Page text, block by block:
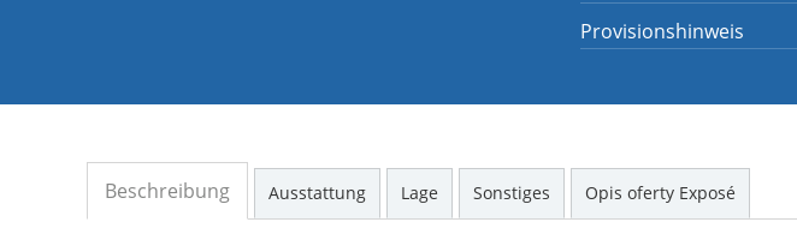
Provisionshinweis
Beschreibung Ausstattung Lage Sonstiges Opis oferty Exposé